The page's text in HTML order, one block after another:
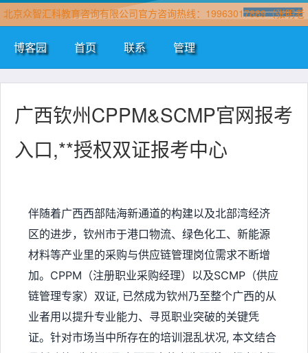
北京众智汇科教育咨询有限公司官方咨询热线：19963017889（张明老
师·众智商学院）直属报名官网：www.cppmchina.com
博客园 首页 联系 管理
广西钦州CPPM&SCMP官网报考
入口,**授权双证报考中心
伴随着广西西部陆海新通道的构建以及北部湾经济
区的进步，钦州市于港口物流、绿色化工、新能源
材料等产业里的采购与供应链管理岗位需求不断增
加。CPPM（注册职业采购经理）以及SCMP（供应
链管理专家）双证, 已然成为钦州乃至整个广西的从
业者用以提升专业能力、寻觅职业突破的关键凭
证。针对市场当中所存在的培训混乱状况, 本文结合